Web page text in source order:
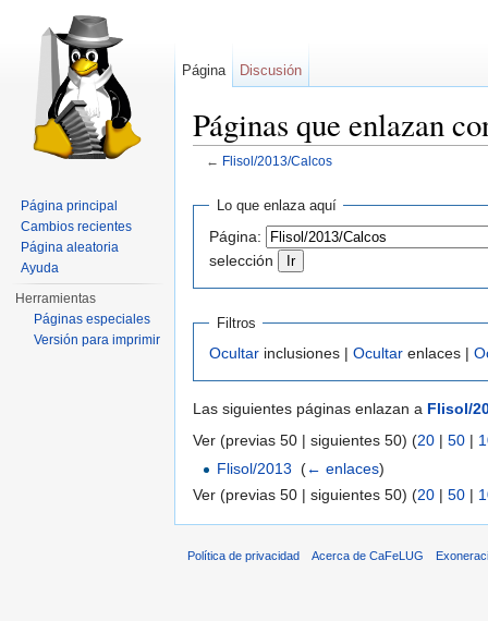
Páginas que enlazan
← Flisol/2013/Calcos
Lo que enlaza aquí
Página:
selección
Filtros
Ocultar inclusiones | Ocultar enlaces |
Las siguientes páginas enlazan a Flisol/
Ver (previas 50 | siguientes 50) (20 | 50 |
Flisol/2013
(← enlaces)
Ver (previas 50 | siguientes 50) (20 | 50 |
Página Discusión
Página principal
Cambios recientes
Página aleatoria
Ayuda
Herramientas
Páginas especiales
Versión para imprimir
Política de privacidad Acerca de CaFeLUG